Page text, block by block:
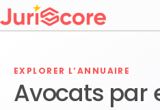
EXPLORER L’ANNUAIRE
Avocats par